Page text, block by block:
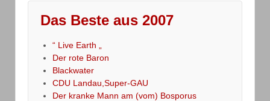
Das Beste aus 2007
“ Live Earth „
Der rote Baron
Blackwater
CDU Landau,Super-GAU
Der kranke Mann am (vom) Bosporus